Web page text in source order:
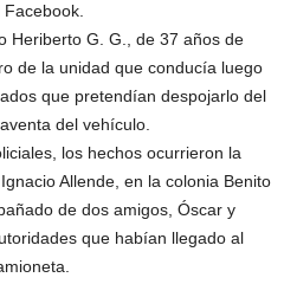
Heriberto G. G., de 37 años de
de la unidad que conducía luego
que pretendían despojarlo del
del vehículo.
los hechos ocurrieron la
Allende, en la colonia Benito
de dos amigos, Óscar y
que habían llegado al